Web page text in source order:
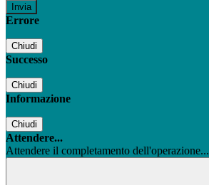
Errore
Chiudi
Successo
Chiudi
Informazione
Chiudi
Attendere...
Attendere il completamento dell'operazione...